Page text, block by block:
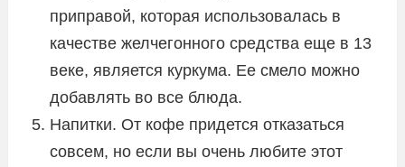
приправой, которая использовалась в
качестве желчегонного средства еще в 13
веке, является куркума. Ее смело можно
добавлять во все блюда.
Напитки. От кофе придется отказаться
совсем, но если вы очень любите этот